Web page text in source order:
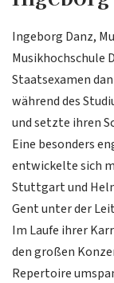
Ingeborg Danz,
Musikhochschule
Staatsexamen
während des
und setzte ihren
Eine besonders
entwickelte sich
Stuttgart und
Gent unter der
Im Laufe ihrer
den großen
Repertoire